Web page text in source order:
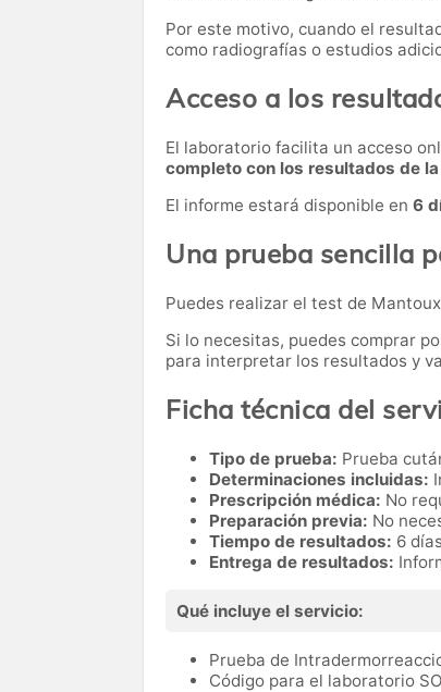
Por este motivo, cuando el
como radiografías o estudios
Acceso a los
El laboratorio facilita un acceso
completo con los resultados de
El informe estará disponible en 6
Una prueba sencilla
Puedes realizar el test de
Si lo necesitas, puedes comprar
para interpretar los resultados y
Ficha técnica del
Tipo de prueba: Prueba
Determinaciones incluidas:
Prescripción médica: No
Preparación previa: No
Tiempo de resultados: 6
Entrega de resultados:
Qué incluye el servicio:
Prueba de
Código para el laboratorio